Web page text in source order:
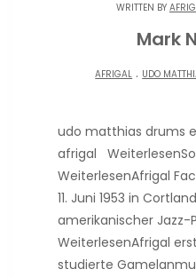
WRITTEN BY
Mark
AFRIGAL . UDO
udo matthias drums
afrigal
WeiterlesenAfrigal
11. Juni 1953 in
amerikanischer Jazz-
WeiterlesenAfrigal
studierte